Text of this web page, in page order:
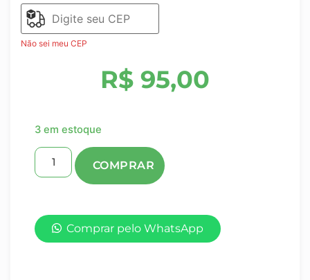
Não sei meu CEP
R$ 95,00
3 em estoque
Comprar pelo WhatsApp